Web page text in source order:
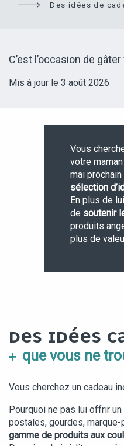
Des idées de
C’est l’occasion de
Mis à jour le 3 août 2026
Vous
votre
mai
sélection
En plus de
de soutenir
produits
plus de
DES IDÉES
que vous ne
Vous cherchez un cadeau
Pourquoi ne pas lui offrir
postales, gourdes,
gamme de produits aux